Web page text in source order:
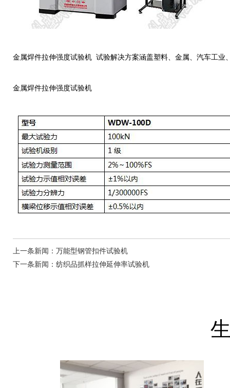
金属焊件拉伸强度试验机 试验解决方案涵盖塑料、金属、汽车工
金属焊件拉伸强度试验机
上一条新闻： 万能型钢管扣件试验机
下一条新闻： 纺织品抓样拉伸延伸率试验机